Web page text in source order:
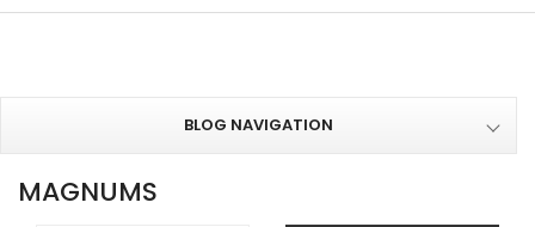
BLOG NAVIGATION
MAGNUMS